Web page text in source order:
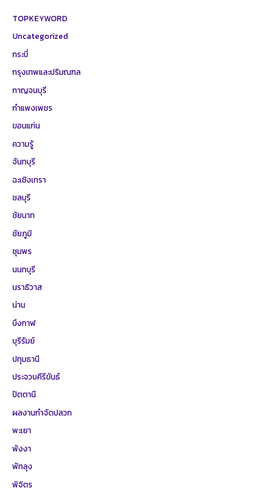
TOPKEYWORD
Uncategorized
กระบี่
กรุงเทพและปริมณฑล
กาญจนบุรี
กำแพงเพชร
ขอนแก่น
ความรู้
จันทบุรี
ฉะเชิงเทรา
ชลบุรี
ชัยนาท
ชัยภูมิ
ชุมพร
นนทบุรี
นราธิวาส
น่าน
บึงกาฬ
บุรีรัมย์
ปทุมธานี
ประจวบคีรีขันธ์
ปัตตานี
ผลงานกำจัดปลวก
พะเยา
พังงา
พัทลุง
พิจิตร